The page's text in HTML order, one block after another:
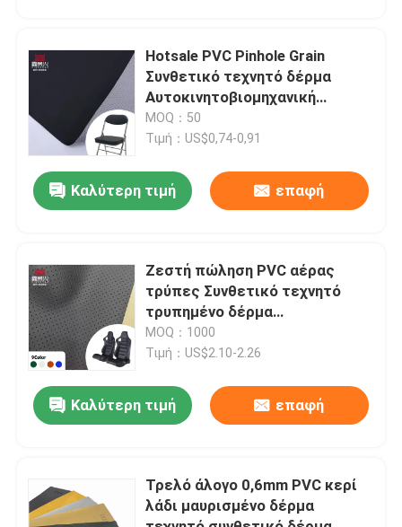
Προϊόντα
Σχετικά με εμάς
Γύρος εργοστασίων
επαφή
Ζητήστε ένα απόσπασμα
Δέρμα ψεύτικο PVC
Υλικό από δέρμα μικροϊνών
Hotsale PVC Pinhole Grain
Συνθετικό τεχνητό δέρμα
Αυτοκινητοβιομηχανική
καρέκλα καναπέ κρεβάτι
Καρέκλα αυτοκινήτου
MOQ：50
Τιμή：US$0,74-0,91
Καλύτερη τιμή επαφή
Ζεστή πώληση PVC αέρας
τρύπες Συνθετικό τεχνητό
τρυπημένο δέρμα
Αυτοκινητοβιομηχανικό
καρέκλα κουρέλια καναπέ
πλαστό δερμάτινο ύφασμα
MOQ：1000
Τιμή：US$2.10-2.26
Καλύτερη τιμή επαφή
Τρελό άλογο 0,6mm PVC κερί
λάδι μαυρισμένο δέρμα